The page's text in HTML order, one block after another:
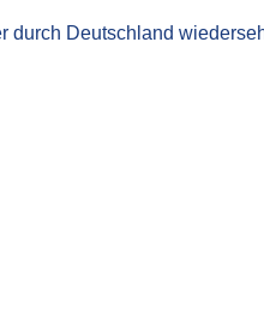
durch Deutschland